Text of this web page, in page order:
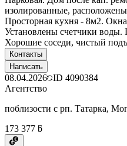
изолированные,
Просторная кухня - 8м2.
Установлены счетчики воды.
Хорошие соседи, чистый
Контакты
Написать
08.04.2026 ID 4090384
Агентство
поблизости с рп. Татарка,
173 377 ƃ